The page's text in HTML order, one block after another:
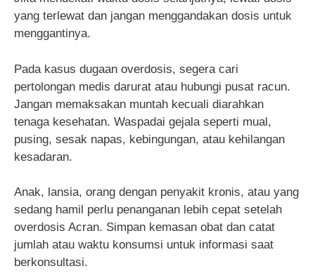
yang terlewat dan jangan menggandakan dosis untuk
menggantinya.
Pada kasus dugaan overdosis, segera cari
pertolongan medis darurat atau hubungi pusat racun.
Jangan memaksakan muntah kecuali diarahkan
tenaga kesehatan. Waspadai gejala seperti mual,
pusing, sesak napas, kebingungan, atau kehilangan
kesadaran.
Anak, lansia, orang dengan penyakit kronis, atau yang
sedang hamil perlu penanganan lebih cepat setelah
overdosis Acran. Simpan kemasan obat dan catat
jumlah atau waktu konsumsi untuk informasi saat
berkonsultasi.